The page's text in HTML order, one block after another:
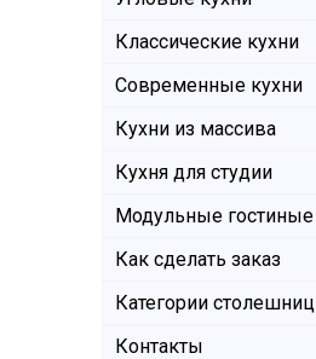
Классические кухни
Современные кухни
Кухни из массива
Кухня для студии
Модульные гостиные
Как сделать заказ
Категории столешниц
Контакты